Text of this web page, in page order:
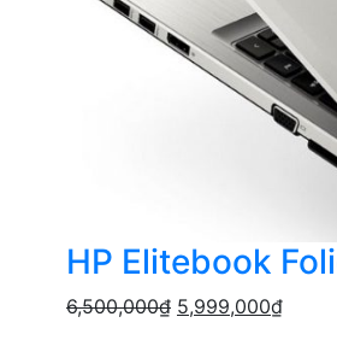
HP Elitebook
6,500,000₫ 5,999,000₫